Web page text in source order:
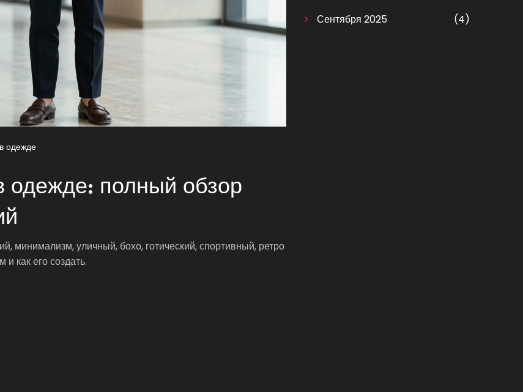
одежде
одежде: полный обзор
минимализм, уличный, бохо, готический, спортивный, ретро
как его создать.
Сентября 2025
(4)